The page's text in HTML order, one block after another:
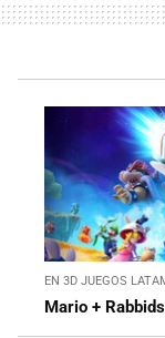
EN 3D JUEGOS
Mario +